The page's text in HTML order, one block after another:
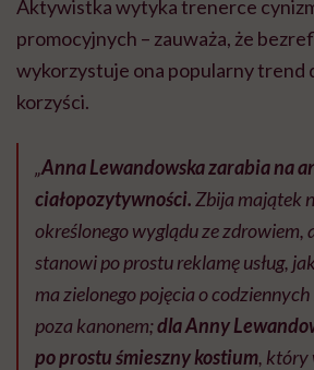
Aktywistka wytyka trenerce
promocyjnych – zauważa, że
wykorzystuje ona popularny trend
korzyści.
„Anna Lewandowska zarabia na
ciałopozytywności. Zbija majątek
określonego wyglądu ze zdrowiem,
stanowi po prostu reklamę usług,
ma zielonego pojęcia o
poza kanonem;dla Anny
po prostu śmieszny kostium, który